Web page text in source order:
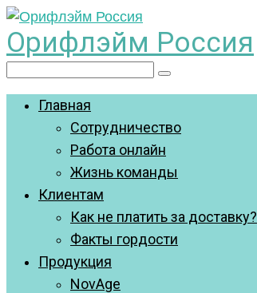
Перейти
к
контенту
Орифлэйм Россия
Главная
Сотрудничество
Работа онлайн
Жизнь команды
Клиентам
Как не платить за доставку?
Факты гордости
Продукция
NovAge